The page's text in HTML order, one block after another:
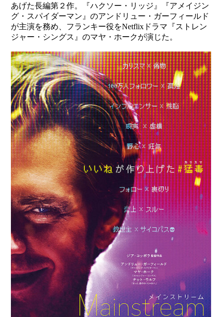
あげた長編第２作。『ハクソー・リッジ』『アメイジン
グ・スパイダーマン』のアンドリュー・ガーフィールド
が主演を務め、フランキー役をNetflixドラマ『ストレン
ジャー・シングス』のマヤ・ホークが演じた。